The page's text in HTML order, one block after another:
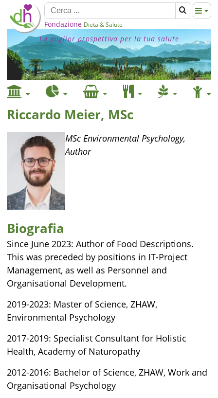
Fondazione Dieta & Salute
La miglior prospettiva per la tua salute
Riccardo Meier, MSc
MSc Environmental Psychology,
Author
Biografia
Since June 2023: Author of Food Descriptions.
This was preceded by positions in IT-Project
Management, as well as Personnel and
Organisational Development.
2019-2023: Master of Science, ZHAW,
Environmental Psychology
2017-2019: Specialist Consultant for Holistic
Health, Academy of Naturopathy
2012-2016: Bachelor of Science, ZHAW, Work and
Organisational Psychology